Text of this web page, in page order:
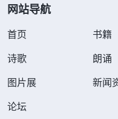
力，但是也没什么长
来能达到的都做不好
的，也要夺去。
”（太
当，心里装正事、务
把肉体安逸看得比什
网站导航
首页 书籍
诗歌
朗诵
图片展
新闻
论坛